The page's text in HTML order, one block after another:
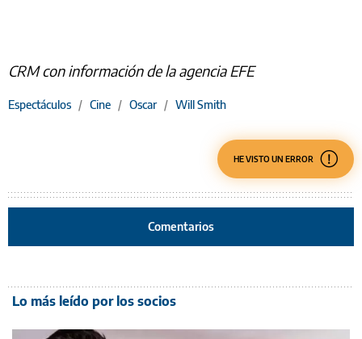
CRM con información de la agencia EFE
Espectáculos / Cine / Oscar / Will Smith
HE VISTO UN ERROR
Comentarios
Lo más leído por los socios